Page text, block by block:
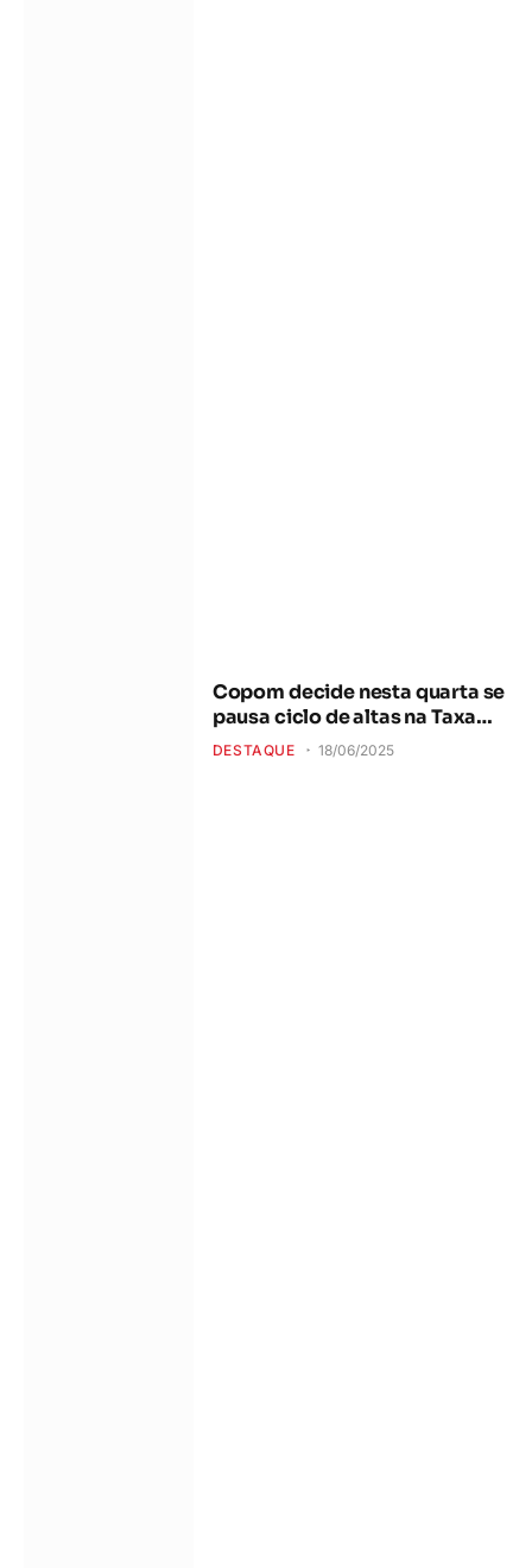
Copom decide nesta quarta se
pausa ciclo de altas na Taxa
Selic
DESTAQUE 18/06/2025